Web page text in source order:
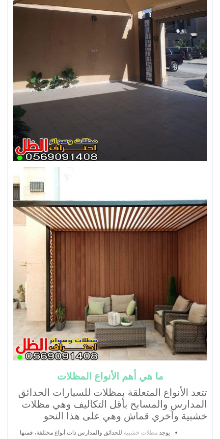
ما هي أهم الأنواع المظلات
تتعد الأنواع المتعلقة بمظلات للسيارات الحدائق
المدارس والمسابح بأقل التكاليف وهي مظلات
خشبية وآخري قماش وهي على هذا النحو
يوجدمظلات خشبية للحدائق والمدارس ذات أنواع مختلفة، فمنها